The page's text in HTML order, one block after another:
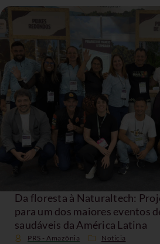
Da floresta à Naturaltech:
para um dos maiores eventos
saudáveis da América Latina
PRS - Amazônia Noticia